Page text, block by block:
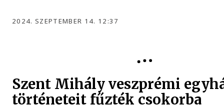
2024. SZEPTEMBER 14. 12:37
Szent Mihály veszprémi
történeteit fűzték csokorba